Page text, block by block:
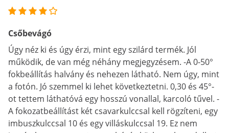
Csőbevágó
Úgy néz ki és úgy érzi, mint egy szilárd termék. Jól
működik, de van még néhány megjegyzésem. -A 0-50°
fokbeállítás halvány és nehezen látható. Nem úgy, mint
a fotón. Jó szemmel ki lehet következtetni. 0,30 és 45°-
ot tettem láthatóvá egy hosszú vonallal, karcoló tűvel. -
A fokozatbeállítást két csavarkulccsal kell rögzíteni, egy
imbuszkulccsal 10 és egy villáskulccsal 19. Ez nem